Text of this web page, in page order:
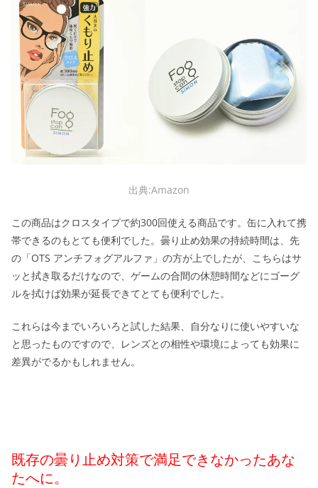
出典:Amazon
この商品はクロスタイプで約300回使える商品です。缶に入れて携
帯できるのもとても便利でした。曇り止め効果の持続時間は、先
の「OTS アンチフォグアルファ」の方が上でしたが、こちらはサ
ッと拭き取るだけなので、ゲームの合間の休憩時間などにゴーグ
ルを拭けば効果が延長できてとても便利でした。
これらは今までいろいろと試した結果、自分なりに使いやすいな
と思ったものですので、レンズとの相性や環境によっても効果に
差異がでるかもしれません。
既存の曇り止め対策で満足できなかったあな
たへに。